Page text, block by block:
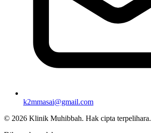
k2mmasai@gmail.com
© 2026 Klinik Muhibbah. Hak cipta terpelihara.